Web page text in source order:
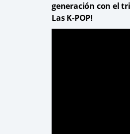
generación con el
Las K-POP!